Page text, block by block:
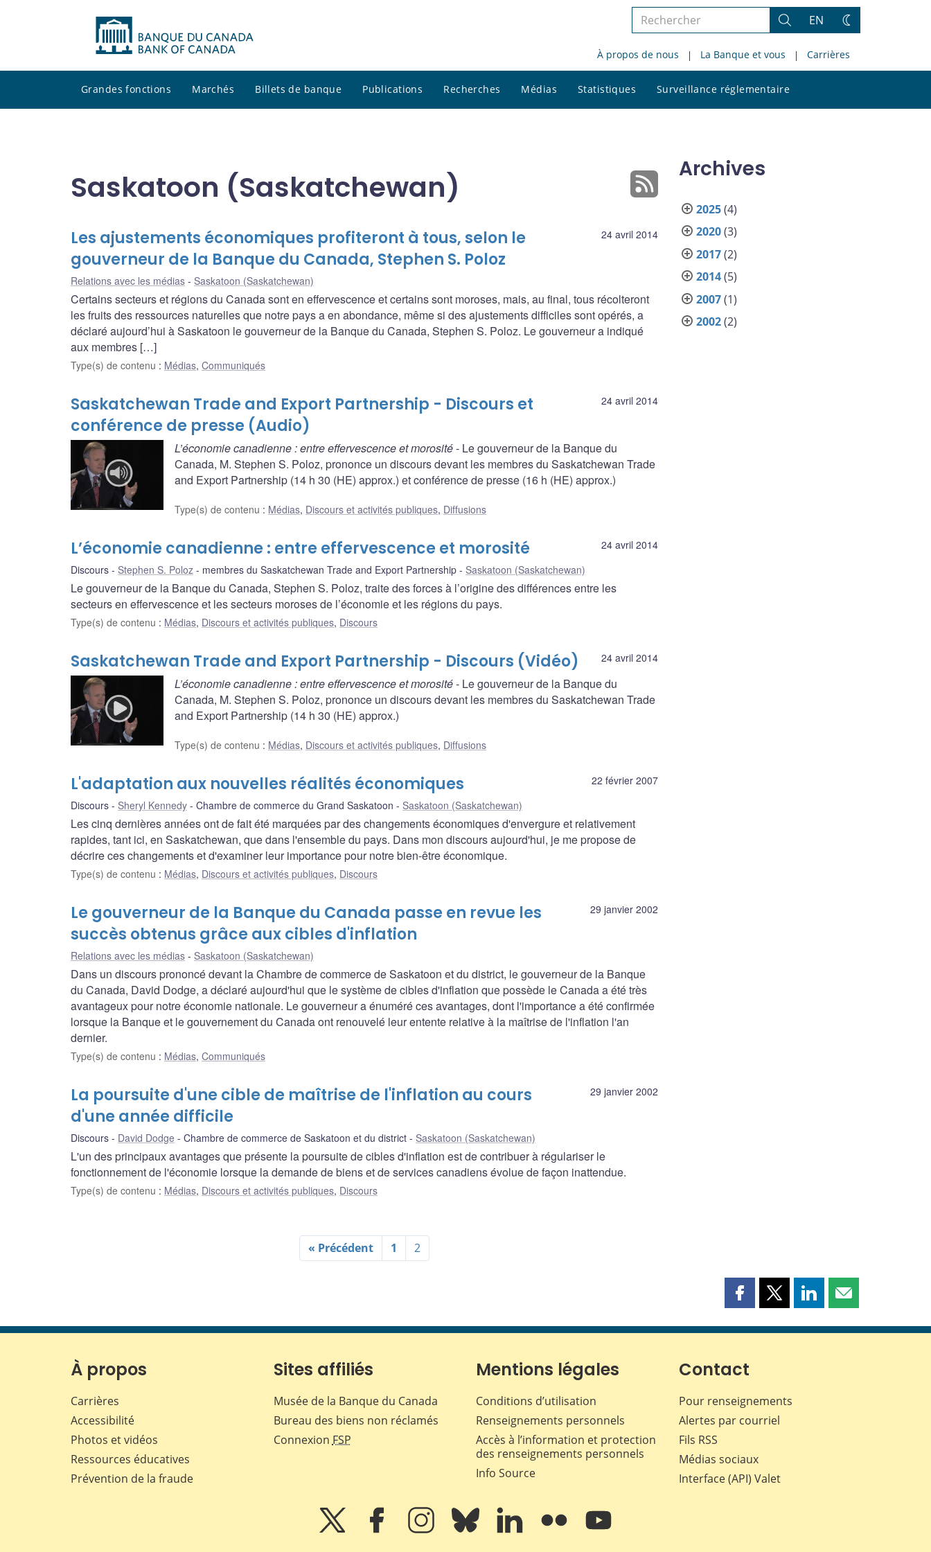
Rechercher
le
site
Rechercher
EN
Changez
thème
À propos de nous La Banque et vous Carrières
Grandes fonctions Marchés Billets de banque Publications Recherches Médias Statistiques Surveillance réglementaire
le
Saskatoon (Saskatchewan)
24 avril 2014
Les ajustements économiques profiteront à tous, selon le
gouverneur de la Banque du Canada, Stephen S. Poloz
Relations avec les médias Saskatoon (Saskatchewan)
Certains secteurs et régions du Canada sont en effervescence et certains sont moroses, mais, au final, tous récolteront
les fruits des ressources naturelles que notre pays a en abondance, même si des ajustements difficiles sont opérés, a
déclaré aujourd’hui à Saskatoon le gouverneur de la Banque du Canada, Stephen S. Poloz. Le gouverneur a indiqué
aux membres […]
Type(s) de contenu : Médias, Communiqués
24 avril 2014
Saskatchewan Trade and Export Partnership - Discours et
conférence de presse (Audio)
L’économie canadienne : entre effervescence et morosité- Le gouverneur de la Banque du
Canada, M. Stephen S. Poloz, prononce un discours devant les membres du Saskatchewan Trade
and Export Partnership (14 h 30 (HE) approx.) et conférence de presse (16 h (HE) approx.)
Type(s) de contenu : Médias, Discours et activités publiques, Diffusions
24 avril 2014
L’économie canadienne : entre effervescence et morosité
Discours Stephen S. Poloz membres du Saskatchewan Trade and Export Partnership Saskatoon (Saskatchewan)
Le gouverneur de la Banque du Canada, Stephen S. Poloz, traite des forces à l’origine des différences entre les
secteurs en effervescence et les secteurs moroses de l’économie et les régions du pays.
Type(s) de contenu : Médias, Discours et activités publiques, Discours
24 avril 2014
Saskatchewan Trade and Export Partnership - Discours (Vidéo)
L’économie canadienne : entre effervescence et morosité- Le gouverneur de la Banque du
Canada, M. Stephen S. Poloz, prononce un discours devant les membres du Saskatchewan Trade
and Export Partnership (14 h 30 (HE) approx.)
Type(s) de contenu : Médias, Discours et activités publiques, Diffusions
22 février 2007
L'adaptation aux nouvelles réalités économiques
Discours Sheryl Kennedy Chambre de commerce du Grand Saskatoon Saskatoon (Saskatchewan)
Les cinq dernières années ont de fait été marquées par des changements économiques d'envergure et relativement
rapides, tant ici, en Saskatchewan, que dans l'ensemble du pays. Dans mon discours aujourd'hui, je me propose de
décrire ces changements et d'examiner leur importance pour notre bien-être économique.
Type(s) de contenu : Médias, Discours et activités publiques, Discours
29 janvier 2002
Le gouverneur de la Banque du Canada passe en revue les
succès obtenus grâce aux cibles d'inflation
Relations avec les médias Saskatoon (Saskatchewan)
Dans un discours prononcé devant la Chambre de commerce de Saskatoon et du district, le gouverneur de la Banque
du Canada, David Dodge, a déclaré aujourd'hui que le système de cibles d'inflation que possède le Canada a été très
avantageux pour notre économie nationale. Le gouverneur a énuméré ces avantages, dont l'importance a été confirmée
lorsque la Banque et le gouvernement du Canada ont renouvelé leur entente relative à la maîtrise de l'inflation l'an
dernier.
Type(s) de contenu : Médias, Communiqués
29 janvier 2002
La poursuite d'une cible de maîtrise de l'inflation au cours
d'une année difficile
Discours David Dodge Chambre de commerce de Saskatoon et du district Saskatoon (Saskatchewan)
L'un des principaux avantages que présente la poursuite de cibles d'inflation est de contribuer à régulariser le
fonctionnement de l'économie lorsque la demande de biens et de services canadiens évolue de façon inattendue.
Type(s) de contenu : Médias, Discours et activités publiques, Discours
« Précédent 1 2
Archives
2025(4)
2020(3)
2017(2)
2014(5)
2007(1)
2002(2)
Partager
page
Facebook
Partager
page
Partager
page
Partager
page
À propos
Carrières
Accessibilité
Photos et vidéos
Ressources éducatives
Prévention de la fraude
Sites affiliés
Musée de la Banque du Canada
Bureau des biens non réclamés
Connexion FSP
Mentions légales
Conditions d’utilisation
Renseignements personnels
Accès à l’information et protection
des renseignements personnels
Info Source
Contact
Pour renseignements
Alertes par courriel
Fils RSS
Médias sociaux
Interface (API) Valet